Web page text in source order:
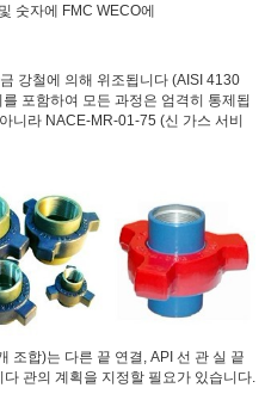
숫자에 FMC WECO에
강철에 의해 위조됩니다 (AISI 4130
포함하여 모든 과정은 엄격히 통제됩
니라 NACE-MR-01-75 (신 가스 서비
조합)는 다른 끝 연결, API 선 관 실 끝
관의 계획을 지정할 필요가 있습니다.